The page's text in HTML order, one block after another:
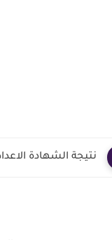
نتيجة الشهادة الاعدادية 2026 الترم الثاني محافظة بني